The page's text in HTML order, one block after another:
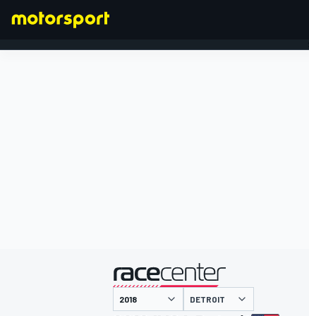
gepresenteerd door
DETROIT